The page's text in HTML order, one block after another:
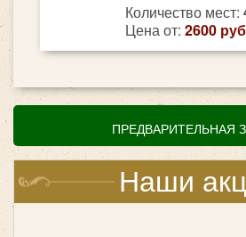
ПРЕДВАРИТЕЛЬНАЯ
Наши
Количество мест:
Цена от: 2600